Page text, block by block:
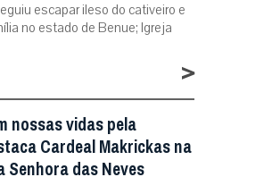
escapar ileso do cativeiro e
no estado de Benue; Igreja
>
nossas vidas pela
Cardeal Makrickas na
Senhora das Neves